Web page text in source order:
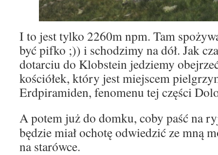
I to jest tylko 2260m npm. Tam
być pifko ;)) i schodzimy na dół. Jak
dotarciu do Klobstein jedziemy
kościółek, który jest miejscem
Erdpiramiden, fenomenu tej części
A potem już do domku, coby paść na
będzie miał ochotę odwiedzić ze mną
na starówce.